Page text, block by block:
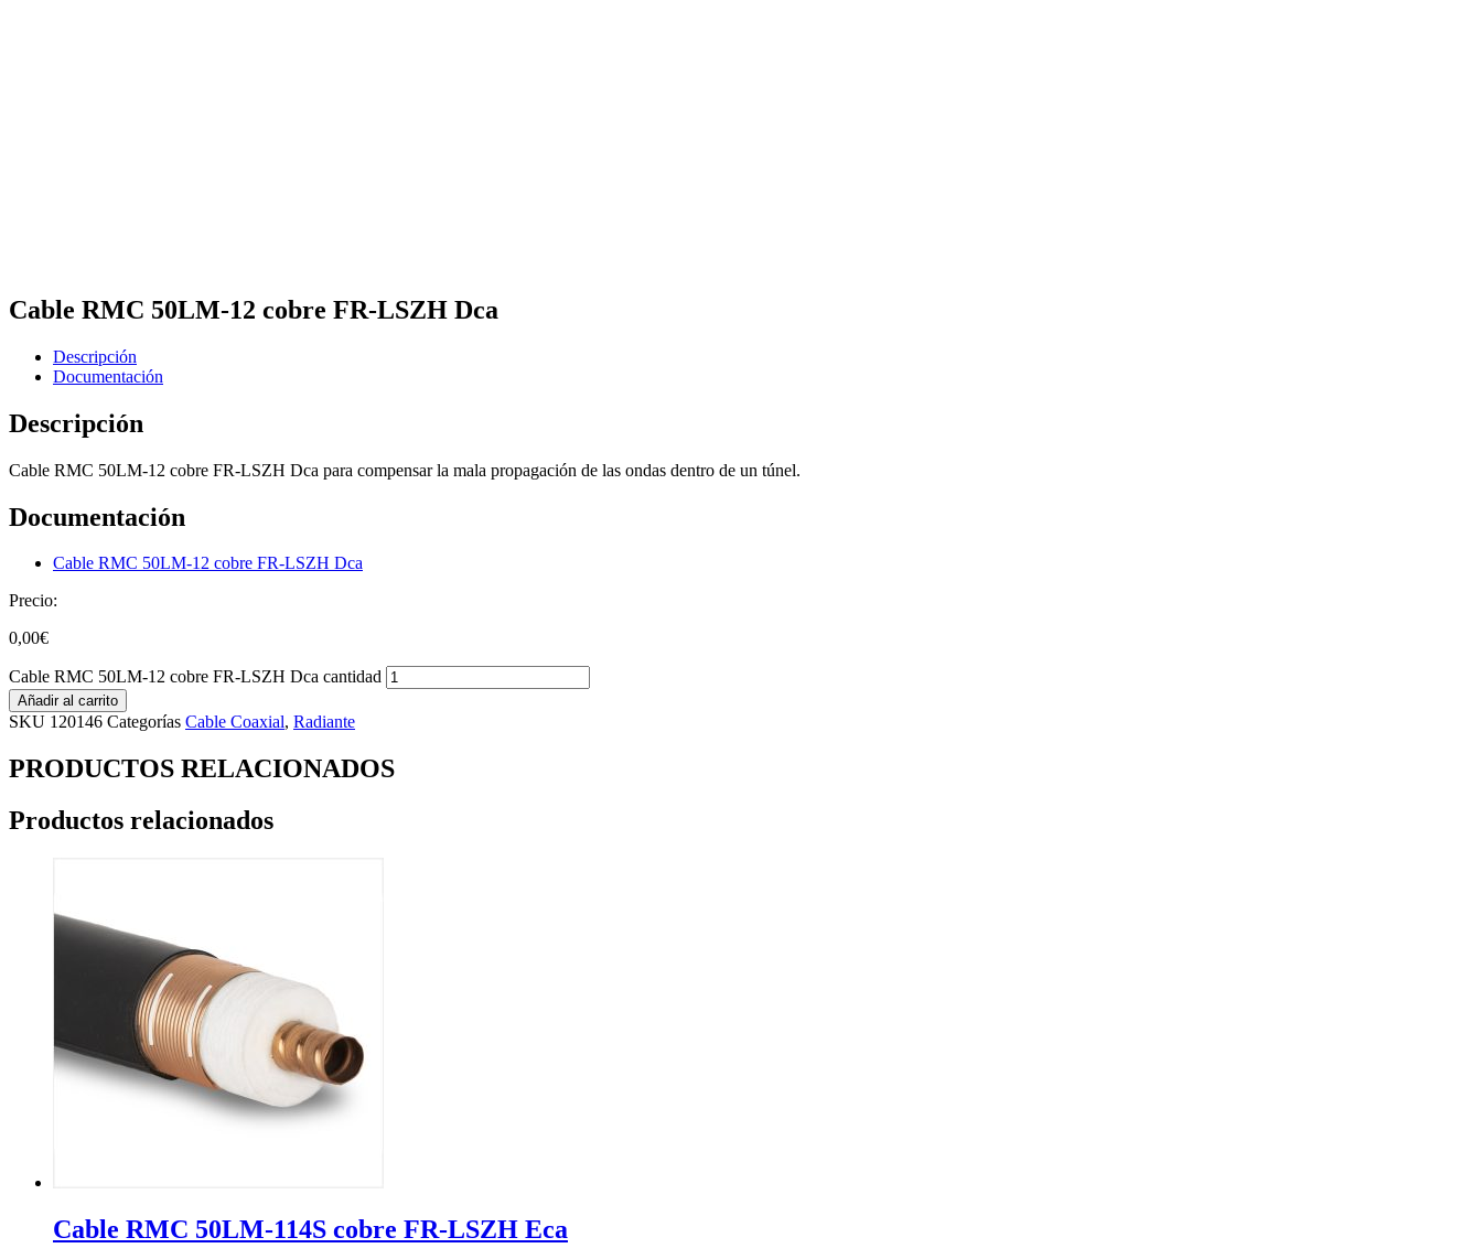
Cable RMC 50LM-12 cobre FR-LSZH Dca
Descripción
Documentación
Descripción
Cable RMC 50LM-12 cobre FR-LSZH Dca para compensar la mala propagación de las ondas dentro de un túnel.
Documentación
Cable RMC 50LM-12 cobre FR-LSZH Dca
Precio:
0,00€
Cable RMC 50LM-12 cobre FR-LSZH Dca cantidad
Añadir al carrito
SKU 120146 Categorías Cable Coaxial, Radiante
PRODUCTOS RELACIONADOS
Productos relacionados
Cable RMC 50LM-114S cobre FR-LSZH Eca